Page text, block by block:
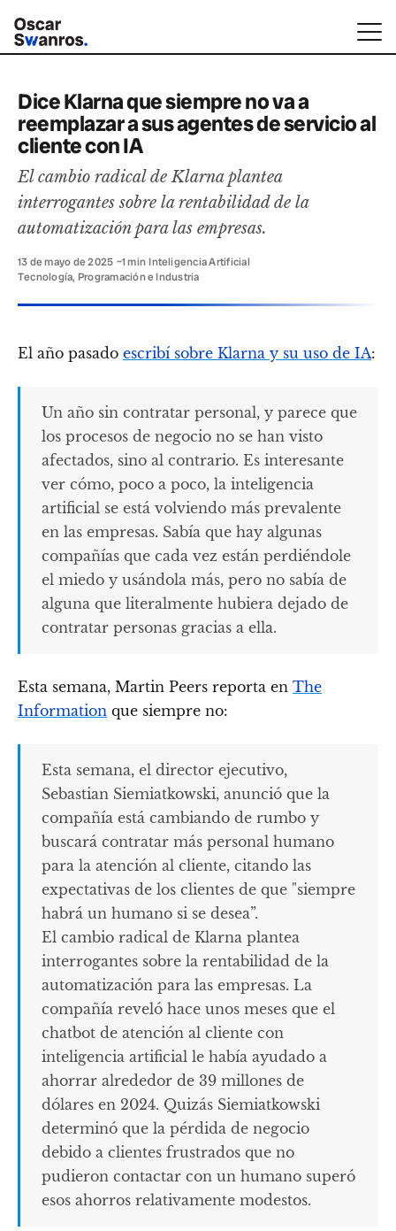
Dice Klarna que siempre no va a
reemplazar a sus agentes de servicio al
cliente con IA
El cambio radical de Klarna plantea
interrogantes sobre la rentabilidad de la
automatización para las empresas.
13 de mayo de 2025 ~1 min Inteligencia Artificial
Tecnología, Programación e Industria
El año pasado escribí sobre Klarna y su uso de IA:
Un año sin contratar personal, y parece que
los procesos de negocio no se han visto
afectados, sino al contrario. Es interesante
ver cómo, poco a poco, la inteligencia
artificial se está volviendo más prevalente
en las empresas. Sabía que hay algunas
compañías que cada vez están perdiéndole
el miedo y usándola más, pero no sabía de
alguna que literalmente hubiera dejado de
contratar personas gracias a ella.
Esta semana, Martin Peers reporta en The
Information que siempre no:
Esta semana, el director ejecutivo,
Sebastian Siemiatkowski, anunció que la
compañía está cambiando de rumbo y
buscará contratar más personal humano
para la atención al cliente, citando las
expectativas de los clientes de que "siempre
habrá un humano si se desea”.
El cambio radical de Klarna plantea
interrogantes sobre la rentabilidad de la
automatización para las empresas. La
compañía reveló hace unos meses que el
chatbot de atención al cliente con
inteligencia artificial le había ayudado a
ahorrar alrededor de 39 millones de
dólares en 2024. Quizás Siemiatkowski
determinó que la pérdida de negocio
debido a clientes frustrados que no
pudieron contactar con un humano superó
esos ahorros relativamente modestos.